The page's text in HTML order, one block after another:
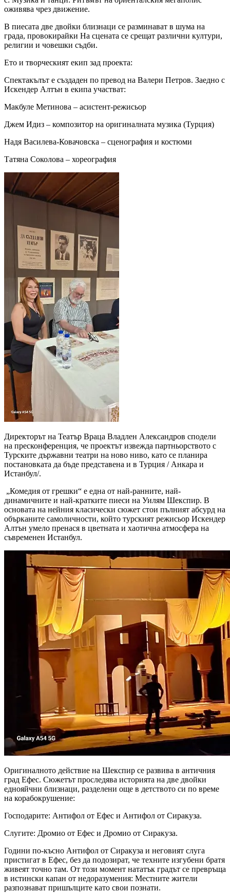
оживява чрез движение.
В пиесата две двойки близнаци се разминават в шума на
града, провокирайки На сцената се срещат различни култури,
религии и човешки съдби.
Ето и творческият екип зад проекта:
Спектакълът е създаден по превод на Валери Петров. Заедно с
Искендер Алтън в екипа участват:
Макбуле Метинова – асистент-режисьор
Джем Идиз – композитор на оригиналната музика (Турция)
Надя Василева-Ковачовска – сценография и костюми
Татяна Соколова – хореография
Директорът на Театър Враца Владлен Александров сподели
на пресконференция, че проектът извежда партньорството с
Турските държавни театри на ново ниво, като се планира
постановката да бъде представена и в Турция / Анкара и
Истанбул/.
„Комедия от грешки“ е една от най-ранните, най-
динамичните и най-кратките пиеси на Уилям Шекспир. В
основата на нейния класически сюжет стои пълният абсурд на
обърканите самоличности, който турският режисьор Искендер
Алтън умело пренася в цветната и хаотична атмосфера на
съвременен Истанбул.
Оригиналното действие на Шекспир се развива в античния
град Ефес. Сюжетът проследява историята на две двойки
еднояйчни близнаци, разделени още в детството си по време
на корабокрушение:
Господарите: Антифол от Ефес и Антифол от Сиракуза.
Слугите: Дромио от Ефес и Дромио от Сиракуза.
Години по-късно Антифол от Сиракуза и неговият слуга
пристигат в Ефес, без да подозират, че техните изгубени братя
живеят точно там. От този момент нататък градът се превръща
в истински капан от недоразумения: Местните жители
разпознават пришълците като свои познати.